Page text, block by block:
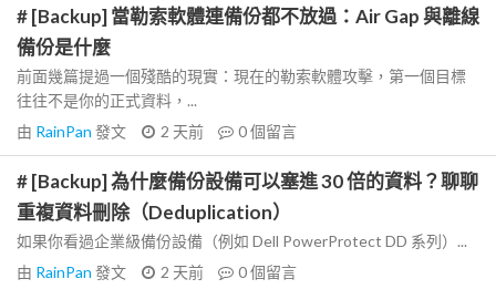
# [Backup] 當勒索軟體連備份都不放過：Air Gap 與離線
備份是什麼
前面幾篇提過一個殘酷的現實：現在的勒索軟體攻擊，第一個目標
往往不是你的正式資料，...
由 RainPan 發文 2 天前 0個留言
# [Backup] 為什麼備份設備可以塞進 30 倍的資料？聊聊
重複資料刪除（Deduplication）
如果你看過企業級備份設備（例如 Dell PowerProtect DD 系列）...
由 RainPan 發文 2 天前 0個留言